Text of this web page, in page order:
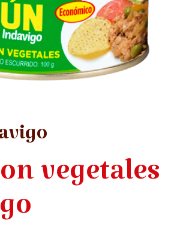
vegetales